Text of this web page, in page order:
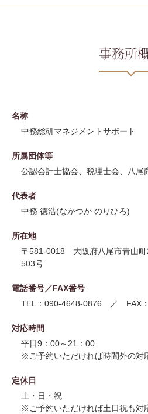
事務所
名称
中務総研マネジメントサポート
所属団体等
公認会計士協会、税理士会、八尾
代表者
中務 徳浩(なかつか のりひろ)
所在地
〒581-0018 大阪府八尾市青山
503号
電話番号／FAX番号
TEL：090-4648-0876 ／ FAX
対応時間
平日9：00～21：00
※ご予約いただければ時間外の対
定休日
土・日・祝
※ご予約いただければ土日祝も対